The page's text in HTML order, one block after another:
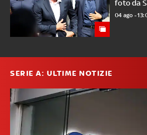
foto da
04 ago -
SERIE A: ULTIME NOTIZIE